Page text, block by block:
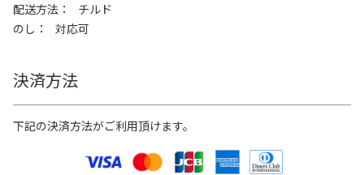
配送方法
チルド
のし
対応可
決済方法
下記の決済方法がご利用頂けます。